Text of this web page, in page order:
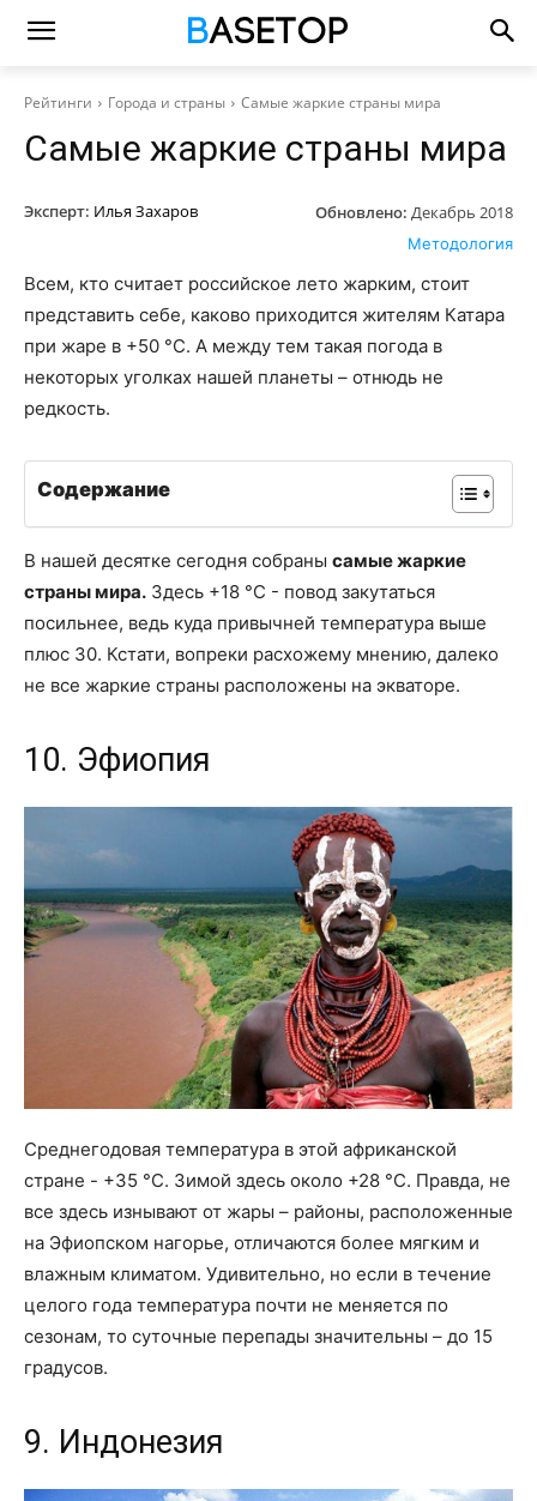
Рейтинги Города и страны Самые жаркие страны мира
Самые жаркие страны мира
Эксперт: Илья Захаров Обновлено: Декабрь 2018
Методология
Всем, кто считает российское лето жарким, стоит
представить себе, каково приходится жителям Катара
при жаре в +50 °С. А между тем такая погода в
некоторых уголках нашей планеты – отнюдь не
редкость.
Содержание
В нашей десятке сегодня собраны самые жаркие
страны мира. Здесь +18 °С - повод закутаться
посильнее, ведь куда привычней температура выше
плюс 30. Кстати, вопреки расхожему мнению, далеко
не все жаркие страны расположены на экваторе.
10. Эфиопия
Среднегодовая температура в этой африканской
стране - +35 °С. Зимой здесь около +28 °С. Правда, не
все здесь изнывают от жары – районы, расположенные
на Эфиопском нагорье, отличаются более мягким и
влажным климатом. Удивительно, но если в течение
целого года температура почти не меняется по
сезонам, то суточные перепады значительны – до 15
градусов.
9. Индонезия